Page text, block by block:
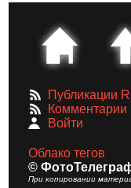
Публикации
Комментарии
Войти
Облако тегов
©
При копировании